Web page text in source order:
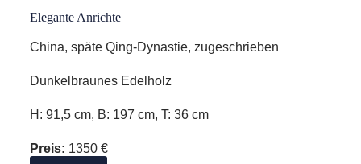
Elegante Anrichte
China, späte Qing-Dynastie, zugeschrieben
Dunkelbraunes Edelholz
H: 91,5 cm, B: 197 cm, T: 36 cm
Preis: 1350 €